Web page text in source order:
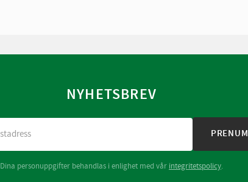
NYHETSBREV
Dina personuppgifter behandlas i enlighet med vår integritetspolicy.